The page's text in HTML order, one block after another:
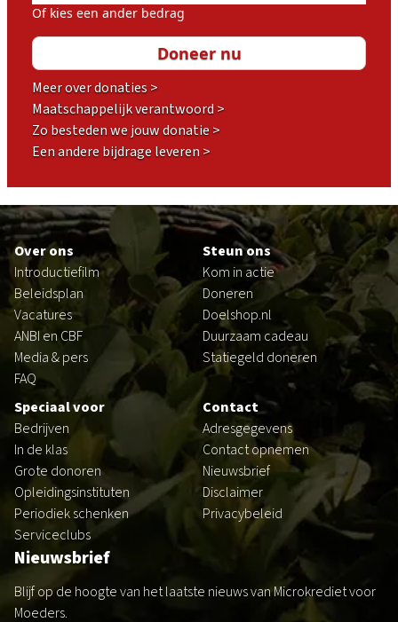
Of kies een ander bedrag
Meer over donaties >
Maatschappelijk verantwoord >
Zo besteden we jouw donatie >
Een andere bijdrage leveren >
Footer
Over ons
Introductiefilm
Beleidsplan
Vacatures
ANBI en CBF
Media & pers
FAQ
Steun ons
Kom in actie
Doneren
Doelshop.nl
Duurzaam cadeau
Statiegeld doneren
Speciaal voor
Bedrijven
In de klas
Grote donoren
Opleidingsinstituten
Periodiek schenken
Serviceclubs
Contact
Adresgegevens
Contact opnemen
Nieuwsbrief
Disclaimer
Privacybeleid
Nieuwsbrief
Blijf op de hoogte van het laatste nieuws van Microkrediet voor
Moeders.